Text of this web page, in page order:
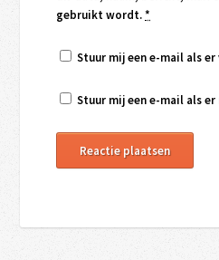
gebruikt wordt.*
Stuur mij een e-mail als
Stuur mij een e-mail als